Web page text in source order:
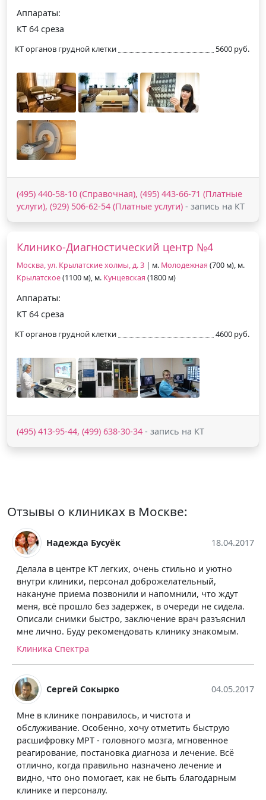
Аппараты:
КТ 64 среза
КТ органов грудной клетки 5600 руб.
(495) 440-58-10 (Справочная), (495) 443-66-71 (Платные
услуги), (929) 506-62-54 (Платные услуги) - запись на КТ
Клинико-Диагностический центр №4
Москва, ул. Крылатские холмы, д. 3 | м. Молодежная (700 м), м.
Крылатское(1100 м), м. Кунцевская (1800 м)
Аппараты:
КТ 64 среза
КТ органов грудной клетки 4600 руб.
(495) 413-95-44, (499) 638-30-34 - запись на КТ
Отзывы о клиниках в Москве:
Бусуёк
КТ легких, очень стильно и уютно
персонал доброжелательный,
позвонили и напомнили, что ждут
без задержек, в очереди не сидела.
быстро, заключение врач разъяснил
рекомендовать клинику знакомым.
и чистота и
хочу отметить быструю
- головного мозга, мгновенное
диагноза и лечение. Всё
правильно назначено лечение и
как не быть благодарным
Наблюдалась в
время
комплексным
прошла на
дольше ждала,
очень классная
подозревала.
Галина
В самой клинике
оборудование,